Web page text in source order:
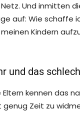
Und inmitten
auf: Wie schaffe
Kindern
und das
kennen das
genug Zeit zu